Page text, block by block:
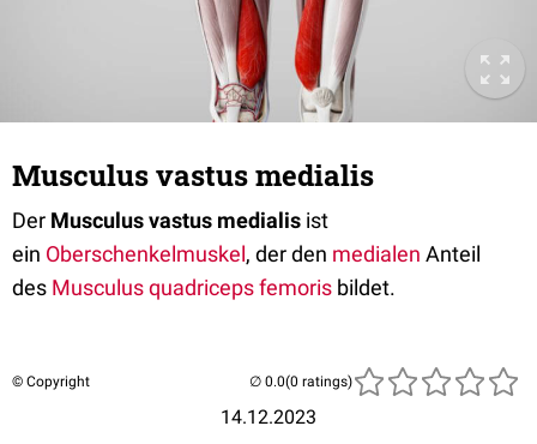
Musculus vastus medialis
Der Musculus vastus medialis ist
ein Oberschenkelmuskel, der den medialen Anteil
des Musculus quadriceps femoris bildet.
© Copyright
14.12.2023
(0 ratings)